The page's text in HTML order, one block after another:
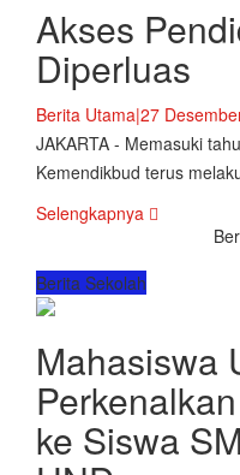
Akses
Diperluas
Berita Utama|27
JAKARTA - Memasuki
Kemendikbud terus
Selengkapnya
Berita Sekolah
Mahasiswa
ke Siswa